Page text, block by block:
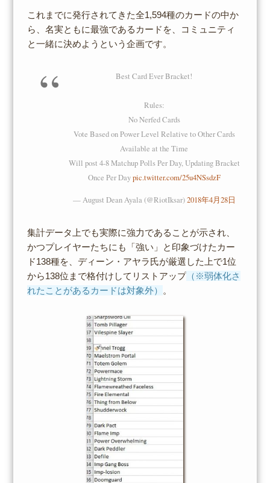
これまでに発行されてきた全1,594種のカードの中か
ら、名実ともに最強であるカードを、コミュニティ
と一緒に決めようという企画です。
Best Card Ever Bracket!
Rules:
No Nerfed Cards
Vote Based on Power Level Relative to Other Cards
Available at the Time
Will post 4-8 Matchup Polls Per Day, Updating Bracket
Once Per Daypic.twitter.com/25u4NSsdzF
— August Dean Ayala (@RiotIksar)2018年4月28日
集計データ上でも実際に強力であることが示され、
かつプレイヤーたちにも「強い」と印象づけたカー
ド138種を、ディーン・アヤラ氏が厳選した上で1位
から138位まで格付けしてリストアップ（※弱体化さ
れたことがあるカードは対象外）
。